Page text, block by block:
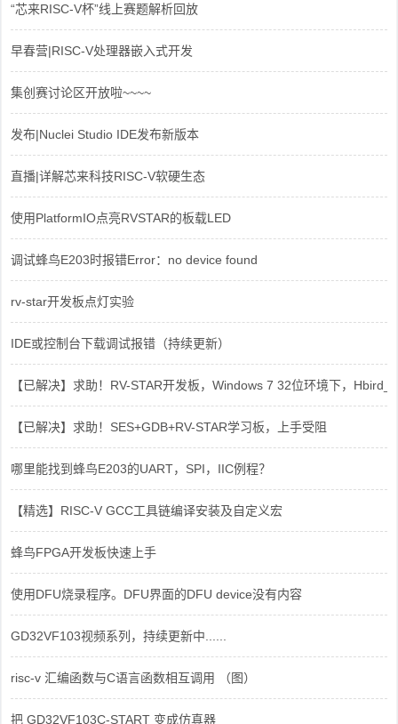
“芯来RISC-V杯”线上赛题解析回放
早春营|RISC-V处理器嵌入式开发
集创赛讨论区开放啦~~~~
发布|Nuclei Studio IDE发布新版本
直播|详解芯来科技RISC-V软硬生态
使用PlatformIO点亮RVSTAR的板载LED
调试蜂鸟E203时报错Error：no device found
rv-star开发板点灯实验
IDE或控制台下载调试报错（持续更新）
【已解决】求助！RV-STAR开发板，Windows 7 32位环境下，
【已解决】求助！SES+GDB+RV-STAR学习板，上手受阻
哪里能找到蜂鸟E203的UART，SPI，IIC例程？
【精选】RISC-V GCC工具链编译安装及自定义宏
蜂鸟FPGA开发板快速上手
使用DFU烧录程序。DFU界面的DFU device没有内容
GD32VF103视频系列，持续更新中......
risc-v 汇编函数与C语言函数相互调用 （图）
把 GD32VF103C-START 变成仿真器